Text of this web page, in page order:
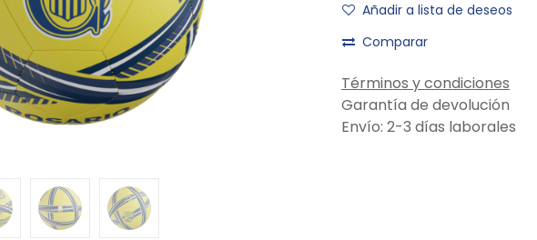
Añadir a lista de deseos
Comparar
Términos y condiciones
Garantía de devolución
Envío: 2-3 días laborales